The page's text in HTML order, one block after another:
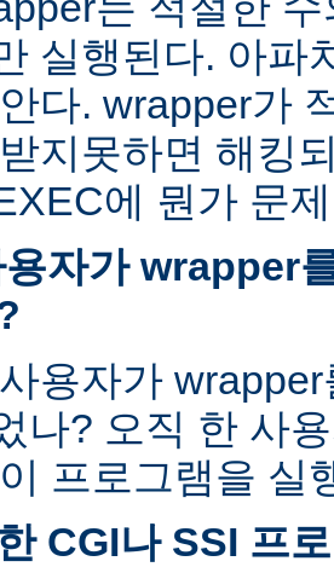
실행된다. 아파
다. wrapper가
지못하면 해킹
에 뭔가 문
용자가 wrapper
용자가
나? 오직 한 사
프로그램을 실
CGI나 SSI 프